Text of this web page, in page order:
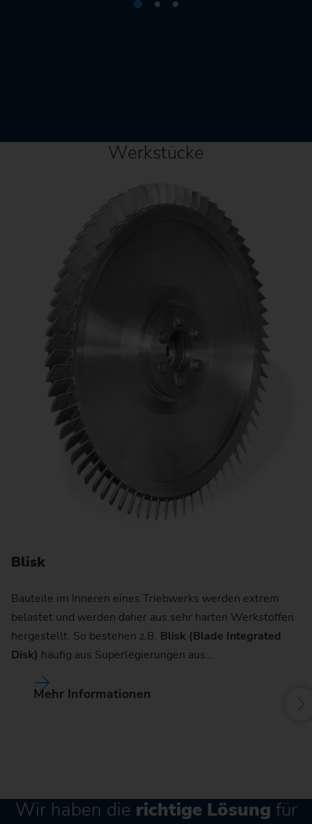
Werkstücke
Blisk
Bauteile im Inneren eines Triebwerks werden extrem
belastet und werden daher aus sehr harten Werkstoffen
hergestellt. So bestehen z.B. Blisk (Blade Integrated
Disk) häufig aus Superlegierungen aus…
Mehr Informationen
Wir haben die richtige Lösung für